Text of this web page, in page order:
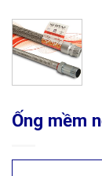
Ống mềm